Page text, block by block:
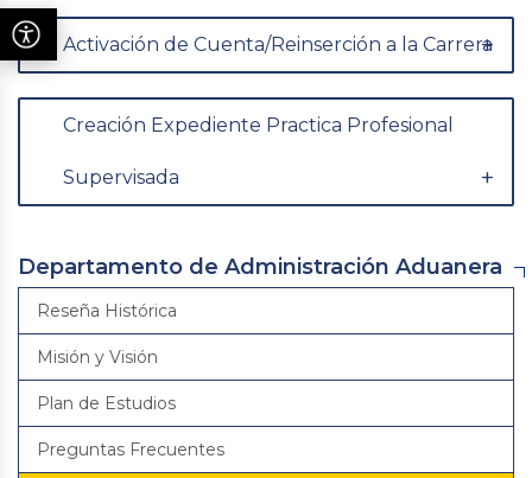
Activación de Cuenta/Reinserción a la Carrera
Creación Expediente Practica Profesional
Supervisada
Departamento de Administración Aduanera
Reseña Histórica
Misión y Visión
Plan de Estudios
Preguntas Frecuentes